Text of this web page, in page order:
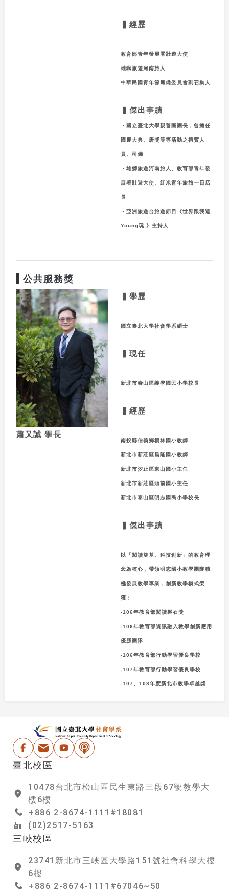
▍經歷
教育部青年發展署壯遊大使
雄獅旅遊河南旅人
中華民國青年節籌備委員會副召集人
▍傑出事蹟
・國立臺北大學親善團團長，曾擔任
國慶大典、唐獎等等活動之禮賓人
員、司儀
・雄獅旅遊河南旅人、教育部青年發
展署壯遊大使、紅米青年旅館一日店
長
・亞洲旅遊台旅遊節目《世界跟我這
Young玩 》主持人
公共服務獎
蕭又誠 學長
▍學歷
國立臺北大學社會學系碩士
▍現任
新北市泰山區義學國民小學校長
▍經歷
南投縣信義鄉桐林國小教師
新北市新莊區昌隆國小教師
新北市汐止區東山國小主任
新北市新莊區頭前國小主任
新北市泰山區明志國民小學校長
▍傑出事蹟
以「閱讀奠基、科技創新」的教育理
念為核心，帶領明志國小教學團隊積
極發展教學專業，創新教學模式榮
獲：
-106年教育部閱讀磐石獎
-106年教育部資訊融入教學創新應用
優勝團隊
-106年教育部行動學習優良學校
-107年教育部行動學習優良學校
-107、108年度新北市教學卓越獎
Facebook
電子信箱YoutubePodcast
臺北校區
10478台北市松山區民生東路三段67號教學大
樓6樓
+886 2-8674-1111#18081
(02)2517-5163
三峽校區
23741新北市三峽區大學路151號社會科學大樓
6樓
+886 2-8674-1111#67046~50